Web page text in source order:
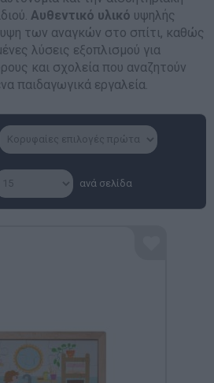
Αυθεντικό υλικό υψηλής
των αναγκών στο σπίτι, καθώς
λύσεις εξοπλισμού για
και σχολεία που αναζητούν
παιδαγωγικά εργαλεία.
ανά σελίδα